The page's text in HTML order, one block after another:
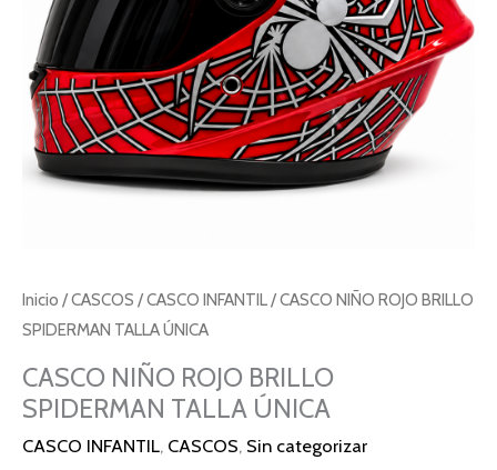
Inicio /CASCOS /CASCO INFANTIL/ CASCO NIÑO ROJO BRILLO
SPIDERMAN TALLA ÚNICA
CASCO NIÑO ROJO BRILLO
SPIDERMAN TALLA ÚNICA
CASCO INFANTIL, CASCOS, Sin categorizar